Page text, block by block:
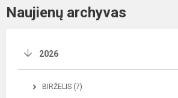
Naujienų archyvas
2026
BIRŽELIS (7)